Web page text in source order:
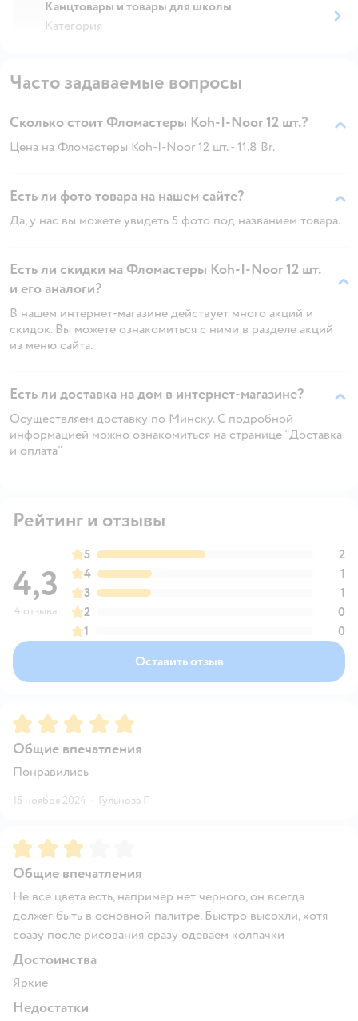
Канцтовары и товары для школы
Категория
Часто задаваемые вопросы
Сколько стоит Фломастеры Koh-I-Noor 12 шт.?
Цена на Фломастеры Koh-I-Noor 12 шт. - 11.8 Br.
Есть ли фото товара на нашем сайте?
Да, у нас вы можете увидеть 5 фото под названием товара.
Есть ли скидки на Фломастеры Koh-I-Noor 12 шт.
и его аналоги?
В нашем интернет-магазине действует много акций и
скидок. Вы можете ознакомиться с ними в разделе акций
из меню сайта.
Есть ли доставка на дом в интернет-магазине?
Осуществляем доставку по Минску. С подробной
информацией можно ознакомиться на странице "Доставка
и оплата"
Рейтинг и отзывы
4,3
4 отзыва
5
2
4
1
3
1
2
0
1
0
Оставить отзыв
Рейтинг:5
Общие впечатления
Понравились
15 ноября 2024 · Гульноза Г.
Рейтинг:3
Общие впечатления
Не все цвета есть, например нет черного, он всегда
должег быть в основной палитре. Быстро высохли, хотя
соазу после рисования сразу одеваем колпачки
Достоинства
Яркие
Недостатки